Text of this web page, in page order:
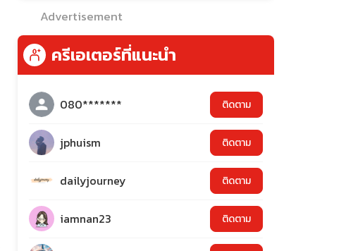
Advertisement
ครีเอเตอร์ที่แนะนำ
080******* ติดตาม
jphuism ติดตาม
dailyjourney ติดตาม
iamnan23 ติดตาม